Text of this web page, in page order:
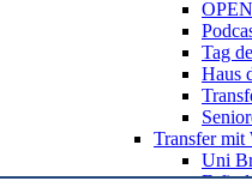
Tag
Haus
Transfer mit
Uni